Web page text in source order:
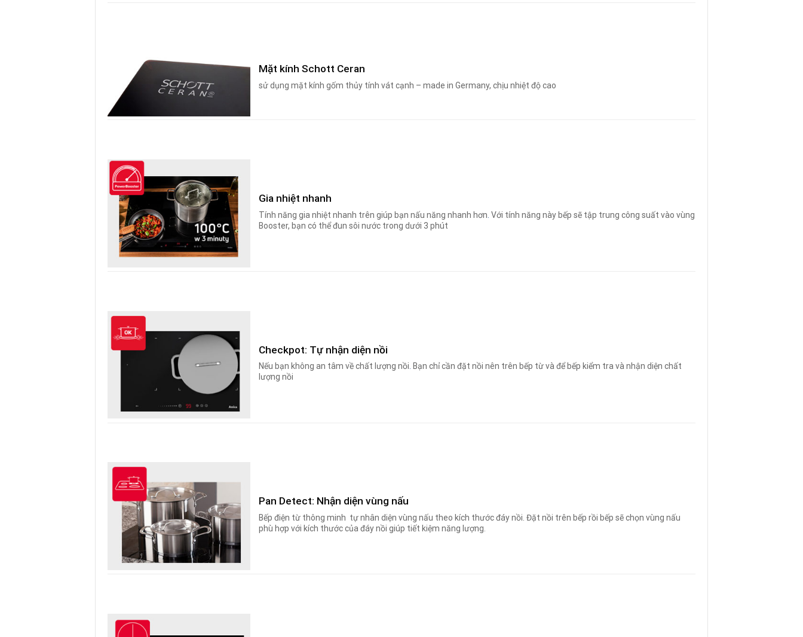
Mặt kính Schott Ceran
sử dụng mặt kính gốm thủy tính vát cạnh – made in Germany, chịu nhiệt độ cao
Gia nhiệt nhanh
Tính năng gia nhiệt nhanh trên giúp bạn nấu năng nhanh hơn Với tính năng này bếp sẽ tập trung công suất vào vùng
Booster, bạn có thể đun sôi nước trong dưới 3 phút
Checkpot: Tự nhận diện nồi
Nếu bạn không an tâm về chất lượng nồi. Bạn chỉ cần đặt nồi nên trên bếp từ và để bếp kiểm tra và nhận diện chất
lượng nồi
Pan Detect: Nhận diện vùng nấu
Bếp điện từ thông minh tự nhân diện vùng nấu theo kích thước đáy nồi. Đặt nồi trên bếp rồi bếp sẽ chọn vùng nấu
phù hợp với kích thước của đáy nồi giúp tiết kiệm năng lượng.